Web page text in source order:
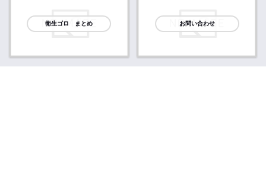
衛生ゴロ まとめ お問い合わせ